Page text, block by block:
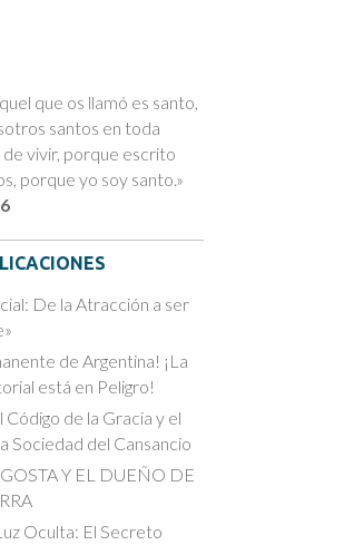
que os llamó es santo,
santos en toda
vivir, porque escrito
porque yo soy santo.»
De la Atracción a ser
de Argentina! ¡La
está en Peligro!
de la Gracia y el
Sociedad del Cansancio
Y EL DUEÑO DE
Oculta: El Secreto